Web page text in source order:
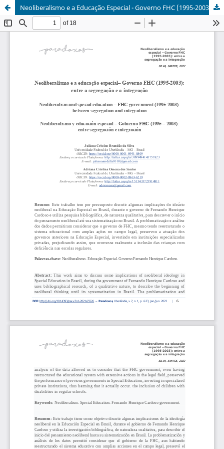
Neoliberalismo e a Educação Especial - Governo FHC (1995-2003)